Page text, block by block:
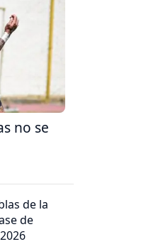
no se
de la
de